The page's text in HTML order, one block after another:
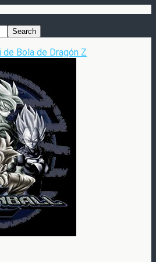
Bola de Dragón Z